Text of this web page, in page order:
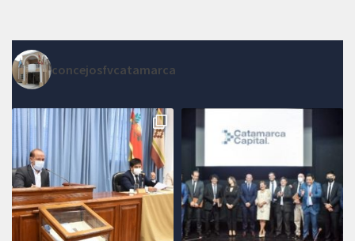
concejosfvcatamarca